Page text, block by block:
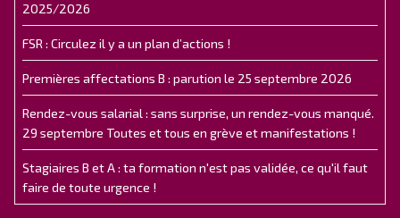
2025/2026
FSR : Circulez il y a un plan d’actions !
Premières affectations B : parution le 25 septembre 2026
Rendez-vous salarial : sans surprise, un rendez-vous manqué.
29 septembre Toutes et tous en grève et manifestations !
Stagiaires B et A : ta formation n'est pas validée, ce qu'il faut
faire de toute urgence !